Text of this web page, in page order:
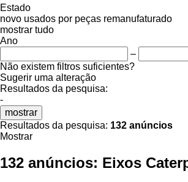
Estado
novo usados por peças remanufaturado
mostrar tudo
Ano
–
Não existem filtros suficientes?
Sugerir uma alteração
Resultados da pesquisa:
-
mostrar
Resultados da pesquisa: 132 anúncios
Mostrar
132 anúncios: Eixos